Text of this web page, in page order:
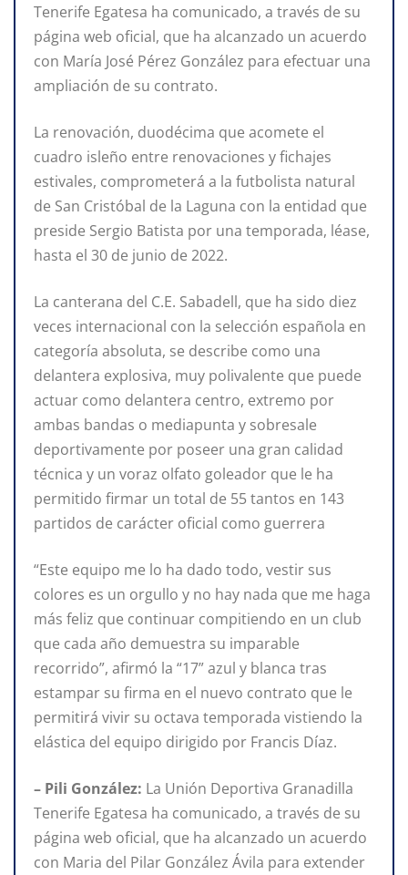
Tenerife Egatesa ha comunicado, a través de su
página web oficial, que ha alcanzado un acuerdo
con María José Pérez González para efectuar una
ampliación de su contrato.
La renovación, duodécima que acomete el
cuadro isleño entre renovaciones y fichajes
estivales, comprometerá a la futbolista natural
de San Cristóbal de la Laguna con la entidad que
preside Sergio Batista por una temporada, léase,
hasta el 30 de junio de 2022.
La canterana del C.E. Sabadell, que ha sido diez
veces internacional con la selección española en
categoría absoluta, se describe como una
delantera explosiva, muy polivalente que puede
actuar como delantera centro, extremo por
ambas bandas o mediapunta y sobresale
deportivamente por poseer una gran calidad
técnica y un voraz olfato goleador que le ha
permitido firmar un total de 55 tantos en 143
partidos de carácter oficial como guerrera
“Este equipo me lo ha dado todo, vestir sus
colores es un orgullo y no hay nada que me haga
más feliz que continuar compitiendo en un club
que cada año demuestra su imparable
recorrido”, afirmó la “17” azul y blanca tras
estampar su firma en el nuevo contrato que le
permitirá vivir su octava temporada vistiendo la
elástica del equipo dirigido por Francis Díaz.
– Pili González: La Unión Deportiva Granadilla
Tenerife Egatesa ha comunicado, a través de su
página web oficial, que ha alcanzado un acuerdo
con Maria del Pilar González Ávila para extender